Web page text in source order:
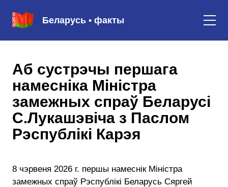
Беларусь • факты
Аб сустрэчы першага
намесніка Міністра
замежных спраў Беларусі
С.Лукашэвіча з Паслом
Рэспублікі Карэя
8 чэрвеня 2026 г. першы намеснік Міністра
замежных спраў Рэспублікі Беларусь Сяргей